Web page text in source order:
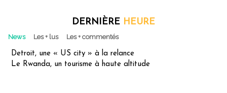
DERNIÈRE HEURE
News Les + lus Les + commentés
Detroit, une « US city » à la relance
Le Rwanda, un tourisme à haute altitude